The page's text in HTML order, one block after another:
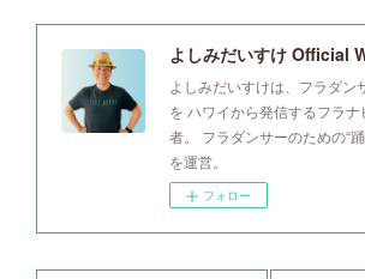
よしみだいすけ Official
よしみだいすけは、フラダン
を ハワイから発信するフラ
者。 フラダンサーのための“
を運営。
フォロー